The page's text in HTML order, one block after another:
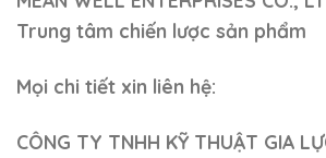
Trung tâm chiến lược sản phẩm
Mọi chi tiết xin liên hệ:
CÔNG TY TNHH KỸ THUẬT GIA